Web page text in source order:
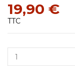
19,90 €
TTC